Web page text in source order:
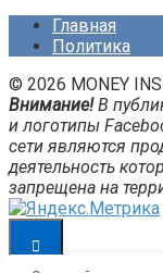
Главная
Политика
© 2026 MONEY
Внимание!В
и логотипы
сети являются
деятельность
запрещена на